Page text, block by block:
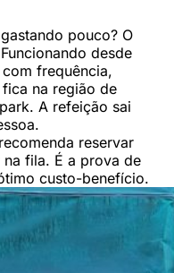
pouco? O
desde
frequência,
na região de
A refeição sai
reservar
fila. É a prova de
custo-benefício.